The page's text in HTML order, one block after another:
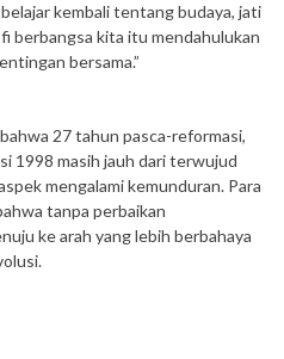
kembali tentang budaya, jati
berbangsa kita itu mendahulukan
bersama.”
27 tahun pasca-reformasi,
1998 masih jauh dari terwujud
mengalami kemunduran. Para
tanpa perbaikan
ke arah yang lebih berbahaya